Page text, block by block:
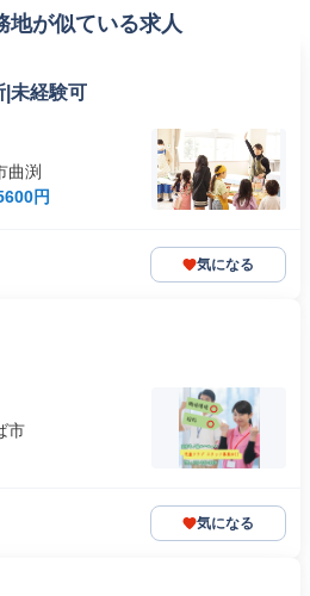
地が似ている求人
|未経験可
曲渕
円
気になる
市
気になる